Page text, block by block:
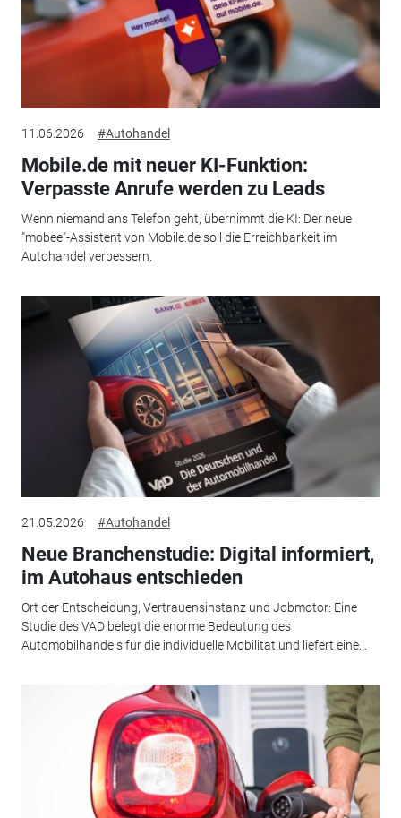
11.06.2026 #Autohandel
Mobile.de mit neuer KI-Funktion:
Verpasste Anrufe werden zu Leads
Wenn niemand ans Telefon geht, übernimmt die KI: Der neue
"mobee"-Assistent von Mobile.de soll die Erreichbarkeit im
Autohandel verbessern.
21.05.2026 #Autohandel
Neue Branchenstudie: Digital informiert,
im Autohaus entschieden
Ort der Entscheidung, Vertrauensinstanz und Jobmotor: Eine
Studie des VAD belegt die enorme Bedeutung des
Automobilhandels für die individuelle Mobilität und liefert eine...